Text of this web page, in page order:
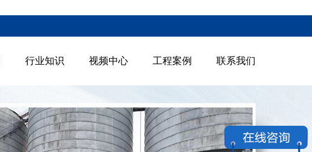
行业知识 视频中心 工程案例 联系我们